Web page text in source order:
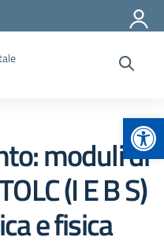
moduli di
(I E B S)
e fisica